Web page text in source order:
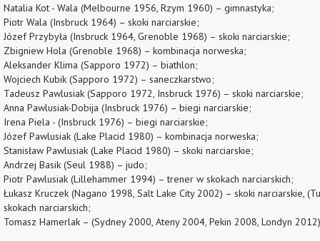
Natalia Kot - Wala (Melbourne 1956, Rzym 1960) – gimnastyka;
Piotr Wala (Insbruck 1964) – skoki narciarskie;
Józef Przybyła (Insbruck 1964, Grenoble 1968) – skoki narciarskie;
Zbigniew Hola (Grenoble 1968) – kombinacja norweska;
Aleksander Klima (Sapporo 1972) – biathlon;
Wojciech Kubik (Sapporo 1972) – saneczkarstwo;
Tadeusz Pawlusiak (Sapporo 1972, Insbruck 1976) – skoki narciarskie;
Anna Pawlusiak-Dobija (Insbruck 1976) – biegi narciarskie;
Irena Piela - (Insbruck 1976) – biegi narciarskie;
Józef Pawlusiak (Lake Placid 1980) – kombinacja norweska;
Stanisław Pawlusiak (Lake Placid 1980) – skoki narciarskie;
Andrzej Basik (Seul 1988) – judo;
Piotr Pawlusiak (Lillehammer 1994) – trener w skokach narciarskich;
Łukasz Kruczek (Nagano 1998, Salt Lake City 2002) – skoki narciarskie,
skokach narciarskich;
Tomasz Hamerlak – (Sydney 2000, Ateny 2004, Pekin 2008, Londyn